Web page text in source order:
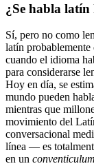
¿Se habla latín
Sí, pero no como
latín probablemente
cuando el idioma
para considerarse
Hoy en día, se
mundo pueden
mientras que
movimiento del
conversacional
línea — es
en un conventiculum